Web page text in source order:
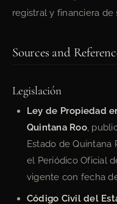
registral y financiera de
Sources and
Legislación
Ley de Propiedad
Quintana Roo,
Estado de Quintana
el Periódico Oficial
vigente con fecha
Código Civil del